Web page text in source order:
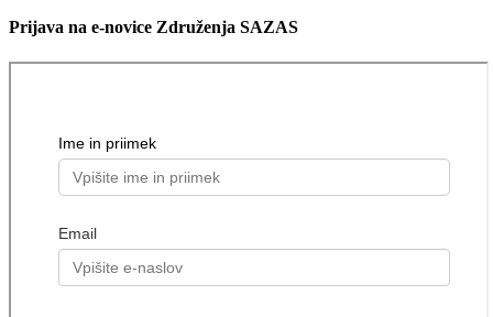
Prijava na e-novice Združenja SAZAS